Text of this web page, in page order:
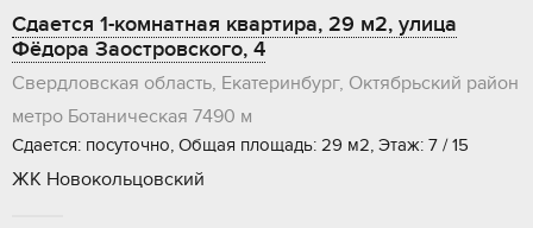
Сдается 1-комнатная квартира, 29 м2, улица
Фёдора Заостровского, 4
Свердловская область, Екатеринбург, Октябрьский район
метро Ботаническая 7490 м
Сдается: посуточно, Общая площадь: 29 м2, Этаж: 7 / 15
ЖК Новокольцовский